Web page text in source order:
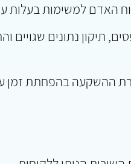
האדם למשימות בעלות
תיקון נתונים שגויים
ההשקעה בהפחתת זמן